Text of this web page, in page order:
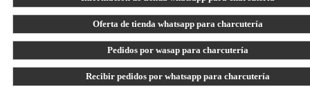
Oferta de tienda whatsapp para charcutería
Pedidos por wasap para charcutería
Recibir pedidos por whatsapp para charcutería